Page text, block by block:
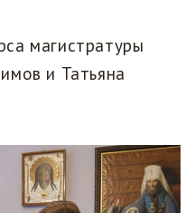
магистратуры
и Татьяна